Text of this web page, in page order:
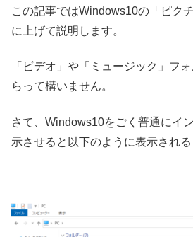
この記事ではWindows10の「ピク
に上げて説明します。
「ビデオ」や「ミュージック」フ
らって構いません。
さて、Windows10をごく普通にイ
示させると以下のように表示される